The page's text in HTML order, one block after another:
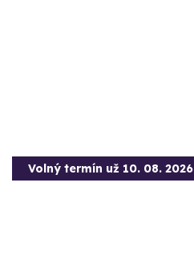
Volný termín už 10. 08. 2026